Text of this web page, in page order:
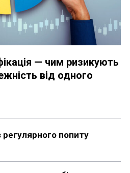
— чим ризикують
від одного
попиту